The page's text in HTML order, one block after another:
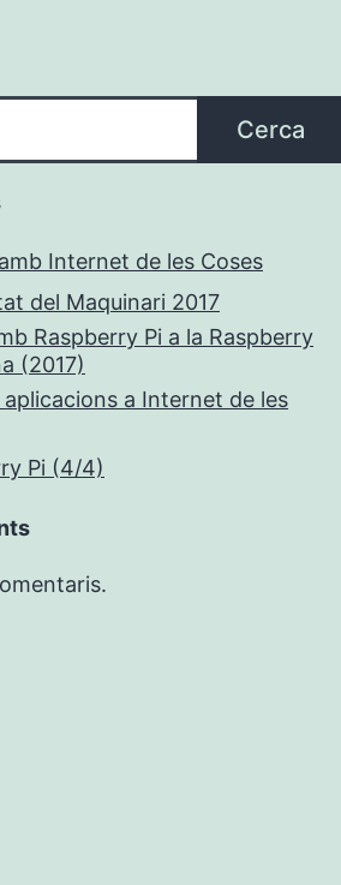
Cerca
Internet de les Coses
del Maquinari 2017
Raspberry Pi a la Raspberry
(2017)
a Internet de les
Pi (4/4)